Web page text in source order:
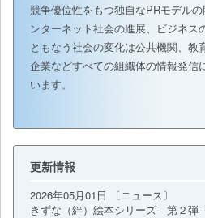
競争優位性をもつ独自なPRモデル
ンターネット社会の進展、ビジネス
ともなう社会の変化は公共機関、教
企業などすべての組織体の情報発信
います。
更新情報
2026年05月01日 〔ニュース〕
きずな（絆）絵本シリーズ 第２弾